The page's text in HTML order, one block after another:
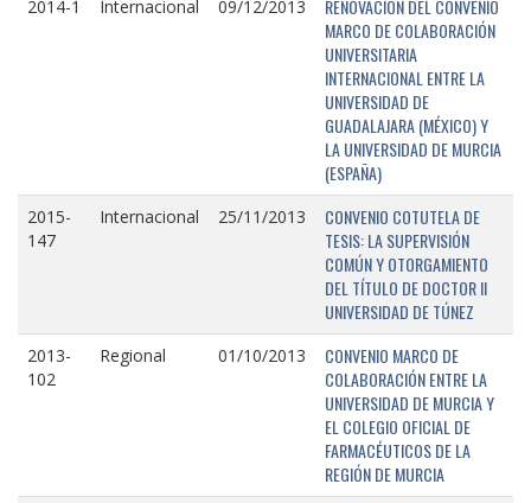
2014-1 Internacional 09/12/2013
RENOVACIÓN DEL CONVENIO
MARCO DE COLABORACIÓN
UNIVERSITARIA
INTERNACIONAL ENTRE LA
UNIVERSIDAD DE
GUADALAJARA (MÉXICO) Y
LA UNIVERSIDAD DE MURCIA
(ESPAÑA)
2015-
147
Internacional 25/11/2013
CONVENIO COTUTELA DE
TESIS: LA SUPERVISIÓN
COMÚN Y OTORGAMIENTO
DEL TÍTULO DE DOCTOR II
UNIVERSIDAD DE TÚNEZ
2013-
102
Regional 01/10/2013
CONVENIO MARCO DE
COLABORACIÓN ENTRE LA
UNIVERSIDAD DE MURCIA Y
EL COLEGIO OFICIAL DE
FARMACÉUTICOS DE LA
REGIÓN DE MURCIA